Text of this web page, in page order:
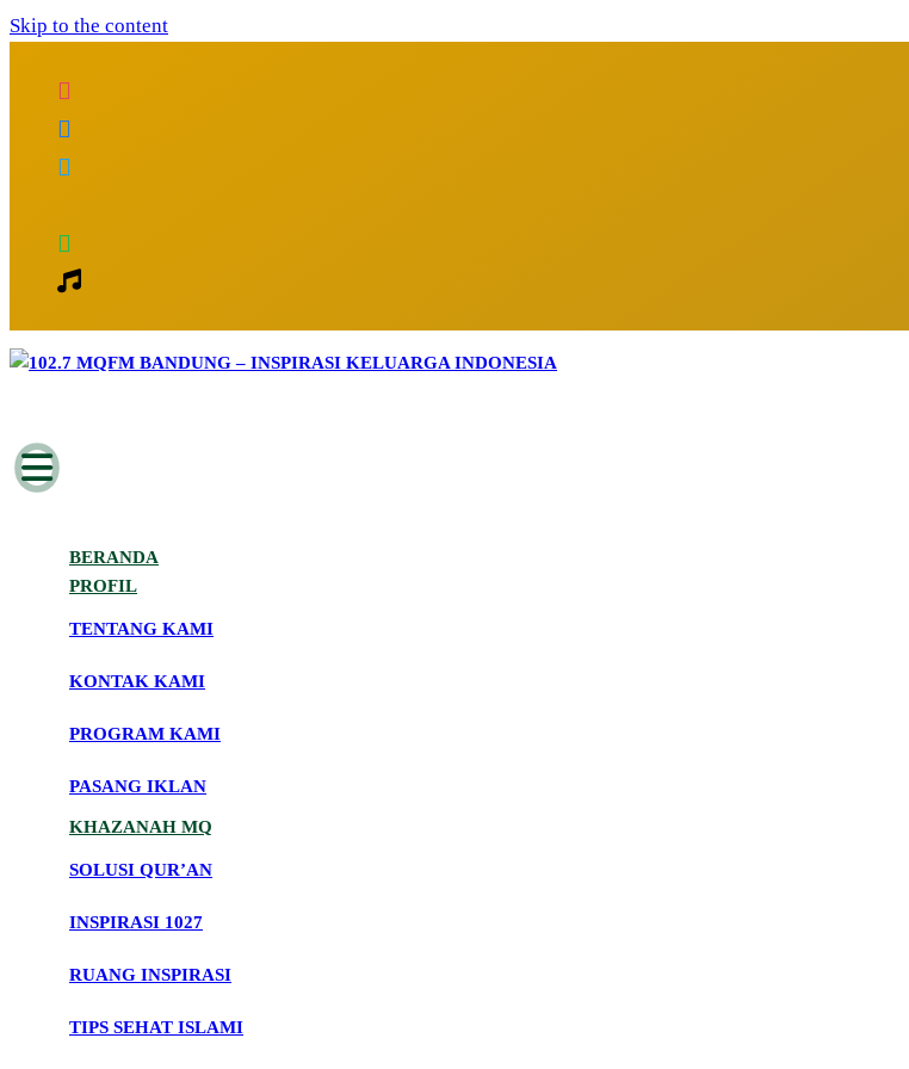
Skip to the content
BERANDA
PROFIL
TENTANG KAMI
KONTAK KAMI
PROGRAM KAMI
PASANG IKLAN
KHAZANAH MQ
SOLUSI QUR’AN
INSPIRASI 1027
RUANG INSPIRASI
TIPS SEHAT ISLAMI